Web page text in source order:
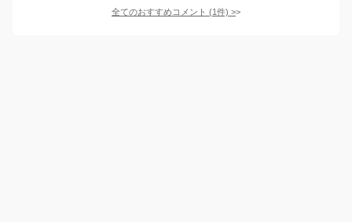
全てのおすすめコメント (1件) >